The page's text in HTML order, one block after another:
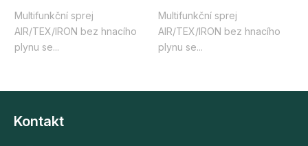
5
hvězdiček.
Multifunkční sprej
AIR/TEX/IRON bez hnacího
plynu se...
5
hvězdiček.
Multifunkční sprej
AIR/TEX/IRON bez hnacího
plynu se...
Kontakt